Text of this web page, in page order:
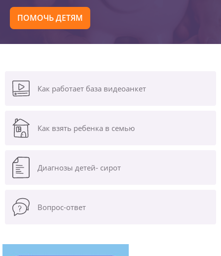
ПОМОЧЬ ДЕТЯМ
Как работает база видеоанкет
Как взять ребенка в семью
Диагнозы детей- сирот
Вопрос-ответ